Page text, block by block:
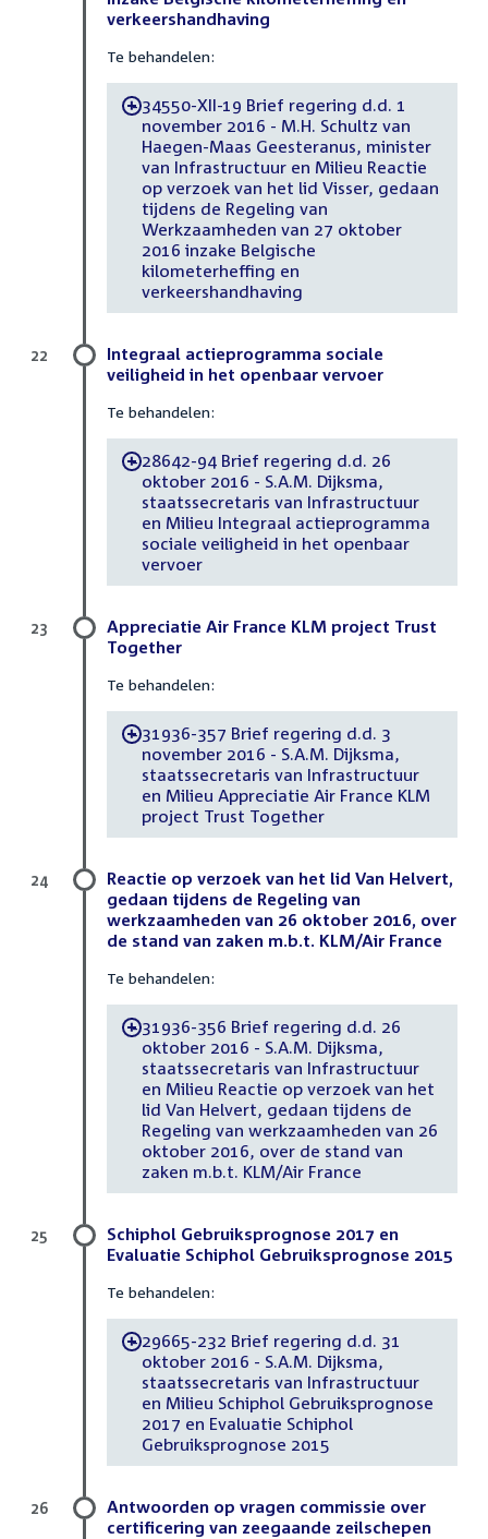
verkeershandhaving
Te behandelen:
-34550-XII-19 Brief regering d.d. 1
november 2016 - M.H. Schultz van
Haegen-Maas Geesteranus, minister
van Infrastructuur en Milieu Reactie
op verzoek van het lid Visser, gedaan
tijdens de Regeling van
Werkzaamheden van 27 oktober
2016 inzake Belgische
kilometerheffing en
verkeershandhaving
Integraal actieprogramma sociale
veiligheid in het openbaar vervoer
Te behandelen:
-28642-94 Brief regering d.d. 26
oktober 2016 - S.A.M. Dijksma,
staatssecretaris van Infrastructuur
en Milieu Integraal actieprogramma
sociale veiligheid in het openbaar
vervoer
22
Appreciatie Air France KLM project Trust
Together
Te behandelen:
-31936-357 Brief regering d.d. 3
november 2016 - S.A.M. Dijksma,
staatssecretaris van Infrastructuur
en Milieu Appreciatie Air France KLM
project Trust Together
23
Reactie op verzoek van het lid Van Helvert,
gedaan tijdens de Regeling van
werkzaamheden van 26 oktober 2016, over
de stand van zaken m.b.t. KLM/Air France
Te behandelen:
-31936-356 Brief regering d.d. 26
oktober 2016 - S.A.M. Dijksma,
staatssecretaris van Infrastructuur
en Milieu Reactie op verzoek van het
lid Van Helvert, gedaan tijdens de
Regeling van werkzaamheden van 26
oktober 2016, over de stand van
zaken m.b.t. KLM/Air France
24
Schiphol Gebruiksprognose 2017 en
Evaluatie Schiphol Gebruiksprognose 2015
Te behandelen:
-29665-232 Brief regering d.d. 31
oktober 2016 - S.A.M. Dijksma,
staatssecretaris van Infrastructuur
en Milieu Schiphol Gebruiksprognose
2017 en Evaluatie Schiphol
Gebruiksprognose 2015
25
Antwoorden op vragen commissie over
certificering van zeegaande zeilschepen
26